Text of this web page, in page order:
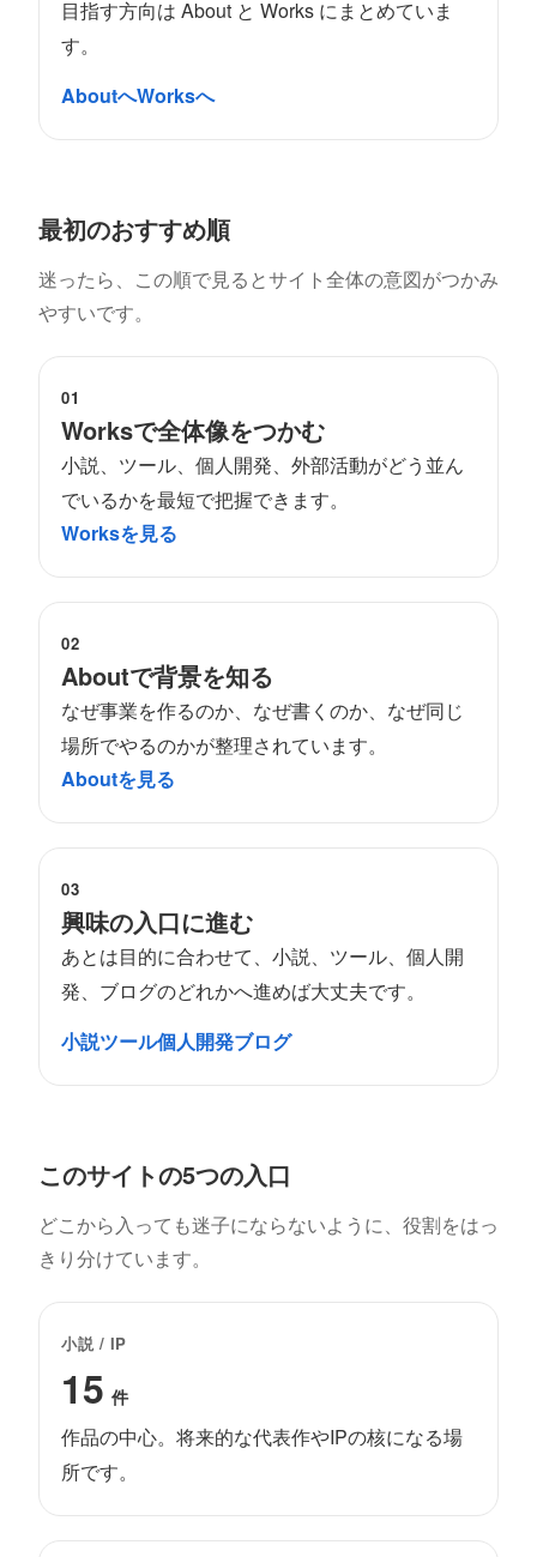
目指す方向は About と Works にまとめていま
す。
AboutへWorksへ
最初のおすすめ順
迷ったら、この順で見るとサイト全体の意図がつかみ
やすいです。
01
Worksで全体像をつかむ
小説、ツール、個人開発、外部活動がどう並ん
でいるかを最短で把握できます。
Worksを見る
02
Aboutで背景を知る
なぜ事業を作るのか、なぜ書くのか、なぜ同じ
場所でやるのかが整理されています。
Aboutを見る
03
興味の入口に進む
あとは目的に合わせて、小説、ツール、個人開
発、ブログのどれかへ進めば大丈夫です。
小説ツール個人開発ブログ
このサイトの5つの入口
どこから入っても迷子にならないように、役割をはっ
きり分けています。
小説 / IP
15 件
作品の中心。将来的な代表作やIPの核になる場
所です。